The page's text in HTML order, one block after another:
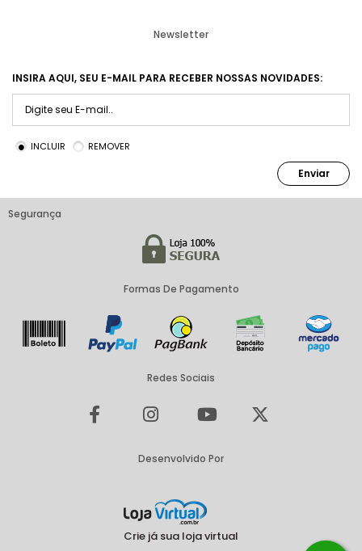
Newsletter
INSIRA AQUI, SEU E-MAIL PARA RECEBER NOSSAS NOVIDADES:
INCLUIR REMOVER
Enviar
Segurança
Formas De Pagamento
Redes Sociais
Desenvolvido Por
Crie já sua loja virtual